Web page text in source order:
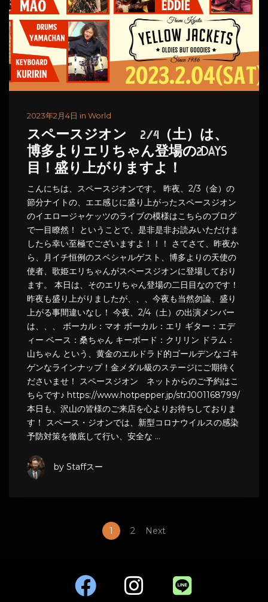
2023年2月4日 in World
スペースジオン 2/4（土）は、
博多よりエリちゃん登場の2DAYS
目！盛り上がりますよ！
こんにちは、スペースジオンです。 昨夜、2/3（金）の
節分ナイトの、エエ感じに盛り上がったスペースジオン
のイエロージャケッツのライブの模様はこちらのブログ
で一目瞭然！ ということで、是非是非お読みいただけま
したら幸い至極でございますよ！！！ さてさて、昨夜か
ら、月イチ恒例のスペシャルゲスト、博多よりの天使の
使者、歌姫エリちゃんがスペースジオンに登場しており
ます。 本日は、そのエリちゃん登場の二日目なのです！
昨夜も盛り上がりましたが、、、今夜も当然勿論、盛り
上がる事間違いなし！ 今夜、2/4（土）の出演メンバー
は、、、 ボーカル：マオ ボーカル：エリ ギター：エデ
ィー ベース：桑ちゃん キーボード：クリリン ドラム：
山ちゃん という、黄金のエルドラド的ゴールデンなゴキ
ゲンなラインナップ！金メダル級のステージにご期待く
ださいませ！ スペースジオン ネットからのご予約はこ
ちらです♪ https://www.hotpepper.jp/strJ001168799/
本日も、沢山の皆様のご来店を心よりお待ちしておりま
す！ スペース・ジオンでは、新型コロナウイルスの感染
予防対策を徹底して行い、安全な …
by Staffスー
1 2 Next